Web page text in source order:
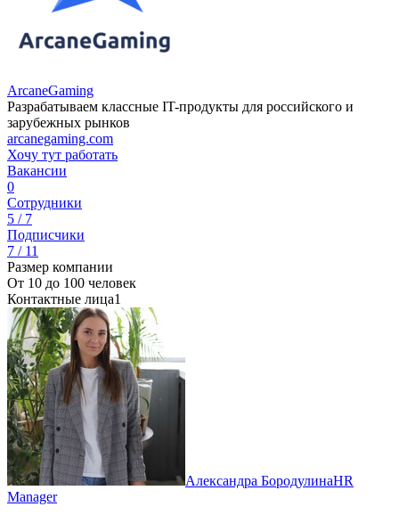
ArcaneGaming
Разрабатываем классные IT-продукты для российского и
зарубежных рынков
arcanegaming.com
Хочу тут работать
Вакансии
0
Сотрудники
5 / 7
Подписчики
7 / 11
Размер компании
От 10 до 100 человек
Контактные лица1
Александра БородулинаHR
Manager